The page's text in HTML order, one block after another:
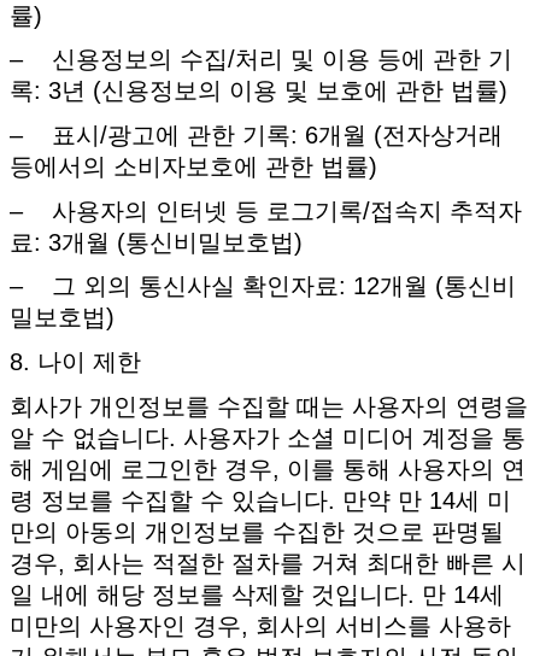
률)
– 신용정보의 수집/처리 및 이용 등에 관한 기
록: 3년 (신용정보의 이용 및 보호에 관한 법률)
– 표시/광고에 관한 기록: 6개월 (전자상거래
등에서의 소비자보호에 관한 법률)
– 사용자의 인터넷 등 로그기록/접속지 추적자
료: 3개월 (통신비밀보호법)
– 그 외의 통신사실 확인자료: 12개월 (통신비
밀보호법)
8. 나이 제한
회사가 개인정보를 수집할 때는 사용자의 연령을
알 수 없습니다. 사용자가 소셜 미디어 계정을 통
해 게임에 로그인한 경우, 이를 통해 사용자의 연
령 정보를 수집할 수 있습니다. 만약 만 14세 미
만의 아동의 개인정보를 수집한 것으로 판명될
경우, 회사는 적절한 절차를 거쳐 최대한 빠른 시
일 내에 해당 정보를 삭제할 것입니다. 만 14세
미만의 사용자인 경우, 회사의 서비스를 사용하